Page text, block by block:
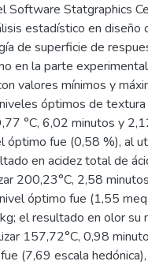
Software Statgraphics
estadístico en diseño
de superficie de
en la parte
valores mínimos y
óptimos de
°C, 6,02 minutos y
óptimo fue (0,58 %), al
en acidez total de
200,23°C, 2,58
óptimo fue (1,55
el resultado en olor su
157,72°C, 0,98
(7,69 escala